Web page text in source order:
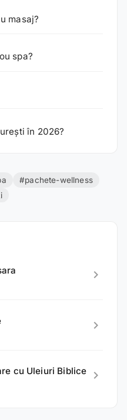
masaj?
spa?
în 2026?
#pachete-wellness
chevron_right
chevron_right
cu Uleiuri Biblice chevron_right